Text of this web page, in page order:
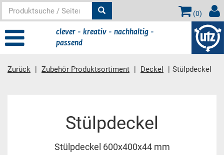
(0)
clever - kreativ - nachhaltig -
passend
Zurück Zubehör Produktsortiment Deckel Stülpdeckel
Stülpdeckel
Stülpdeckel 600x400x44 mm